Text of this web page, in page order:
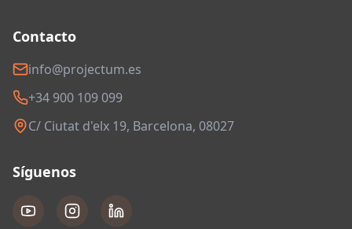
Contacto
info@projectum.es
+34 900 109 099
C/ Ciutat d'elx 19, Barcelona, 08027
Síguenos